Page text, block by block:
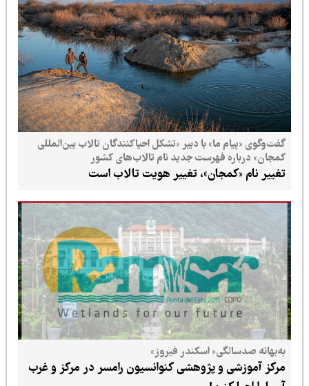
گفت‌وگوی «پیام ما» با دبیر «تشکل احیاکنندگان تالاب بین‌المللی
کمجان» درباره فهرست جدید نام تالاب‌های کشور
تغییر نام «کمجان»، تغییر هویت تالاب است
به‌بهانه صدسالگی« اسکندر فیروز»
مرکز آموزشی و پژوهشی کنوانسیون رامسر در مرکز و غرب